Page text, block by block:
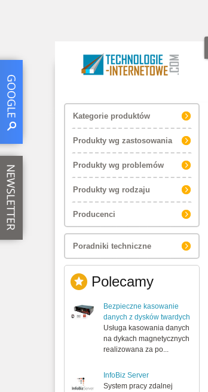
Kategorie produktów
Produkty wg zastosowania
Produkty wg problemów
Produkty wg rodzaju
Producenci
Poradniki techniczne
Polecamy
Bezpieczne kasowanie
danych z dysków twardych
Usługa kasowania danych
na dykach magnetycznych
realizowana za po...
InfoBiz Server
System pracy zdalnej